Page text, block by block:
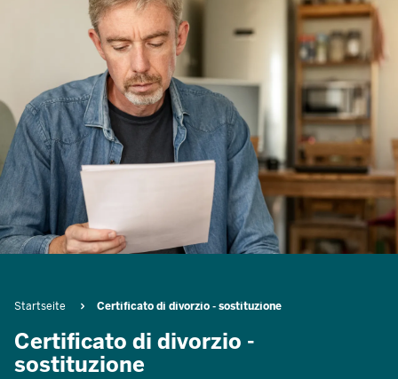
Breadcrumb
Startseite Certificato di divorzio - sostituzione
Certificato di divorzio -
sostituzione